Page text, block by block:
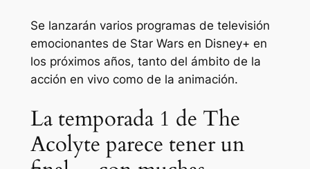
Se lanzarán varios programas de televisión
emocionantes de Star Wars en Disney+ en
los próximos años, tanto del ámbito de la
acción en vivo como de la animación.
La temporada 1 de The
Acolyte parece tener un